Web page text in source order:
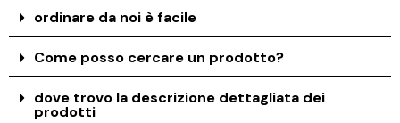
ordinare da noi è facile
Come posso cercare un prodotto?
dove trovo la descrizione dettagliata dei
prodotti